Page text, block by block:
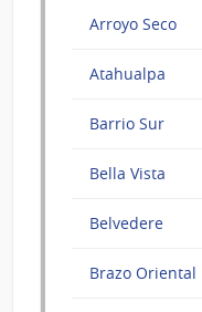
Arroyo Seco
Atahualpa
Barrio Sur
Bella Vista
Belvedere
Brazo Oriental